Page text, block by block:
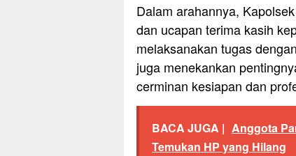
Dalam arahannya,
dan ucapan terima kasih
melaksanakan tugas
juga menekankan
cerminan kesiapan dan
BACA JUGA | Anggota
Temukan HP yang Hilang